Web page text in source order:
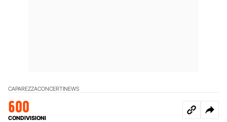
CAPAREZZACONCERTINEWS
600
CONDIVISIONI